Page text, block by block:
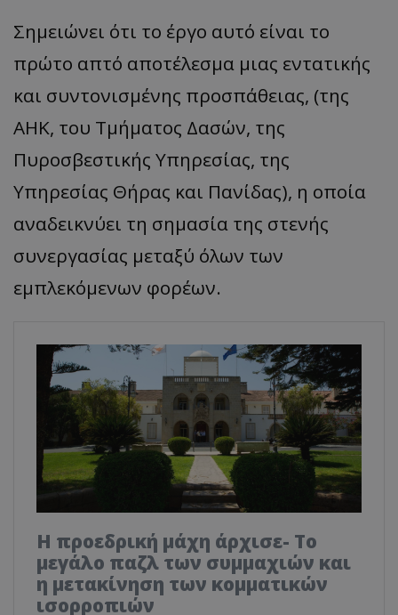
Σημειώνει ότι το έργο αυτό είναι το
πρώτο απτό αποτέλεσμα μιας εντατικής
και συντονισμένης προσπάθειας, (της
ΑΗΚ, του Τμήματος Δασών, της
Πυροσβεστικής Υπηρεσίας, της
Υπηρεσίας Θήρας και Πανίδας), η οποία
αναδεικνύει τη σημασία της στενής
συνεργασίας μεταξύ όλων των
εμπλεκόμενων φορέων.
Η προεδρική μάχη άρχισε- Το
μεγάλο παζλ των συμμαχιών και
η μετακίνηση των κομματικών
ισορροπιών